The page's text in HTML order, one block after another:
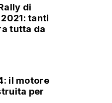
di
tanti
tutta da
il motore
per